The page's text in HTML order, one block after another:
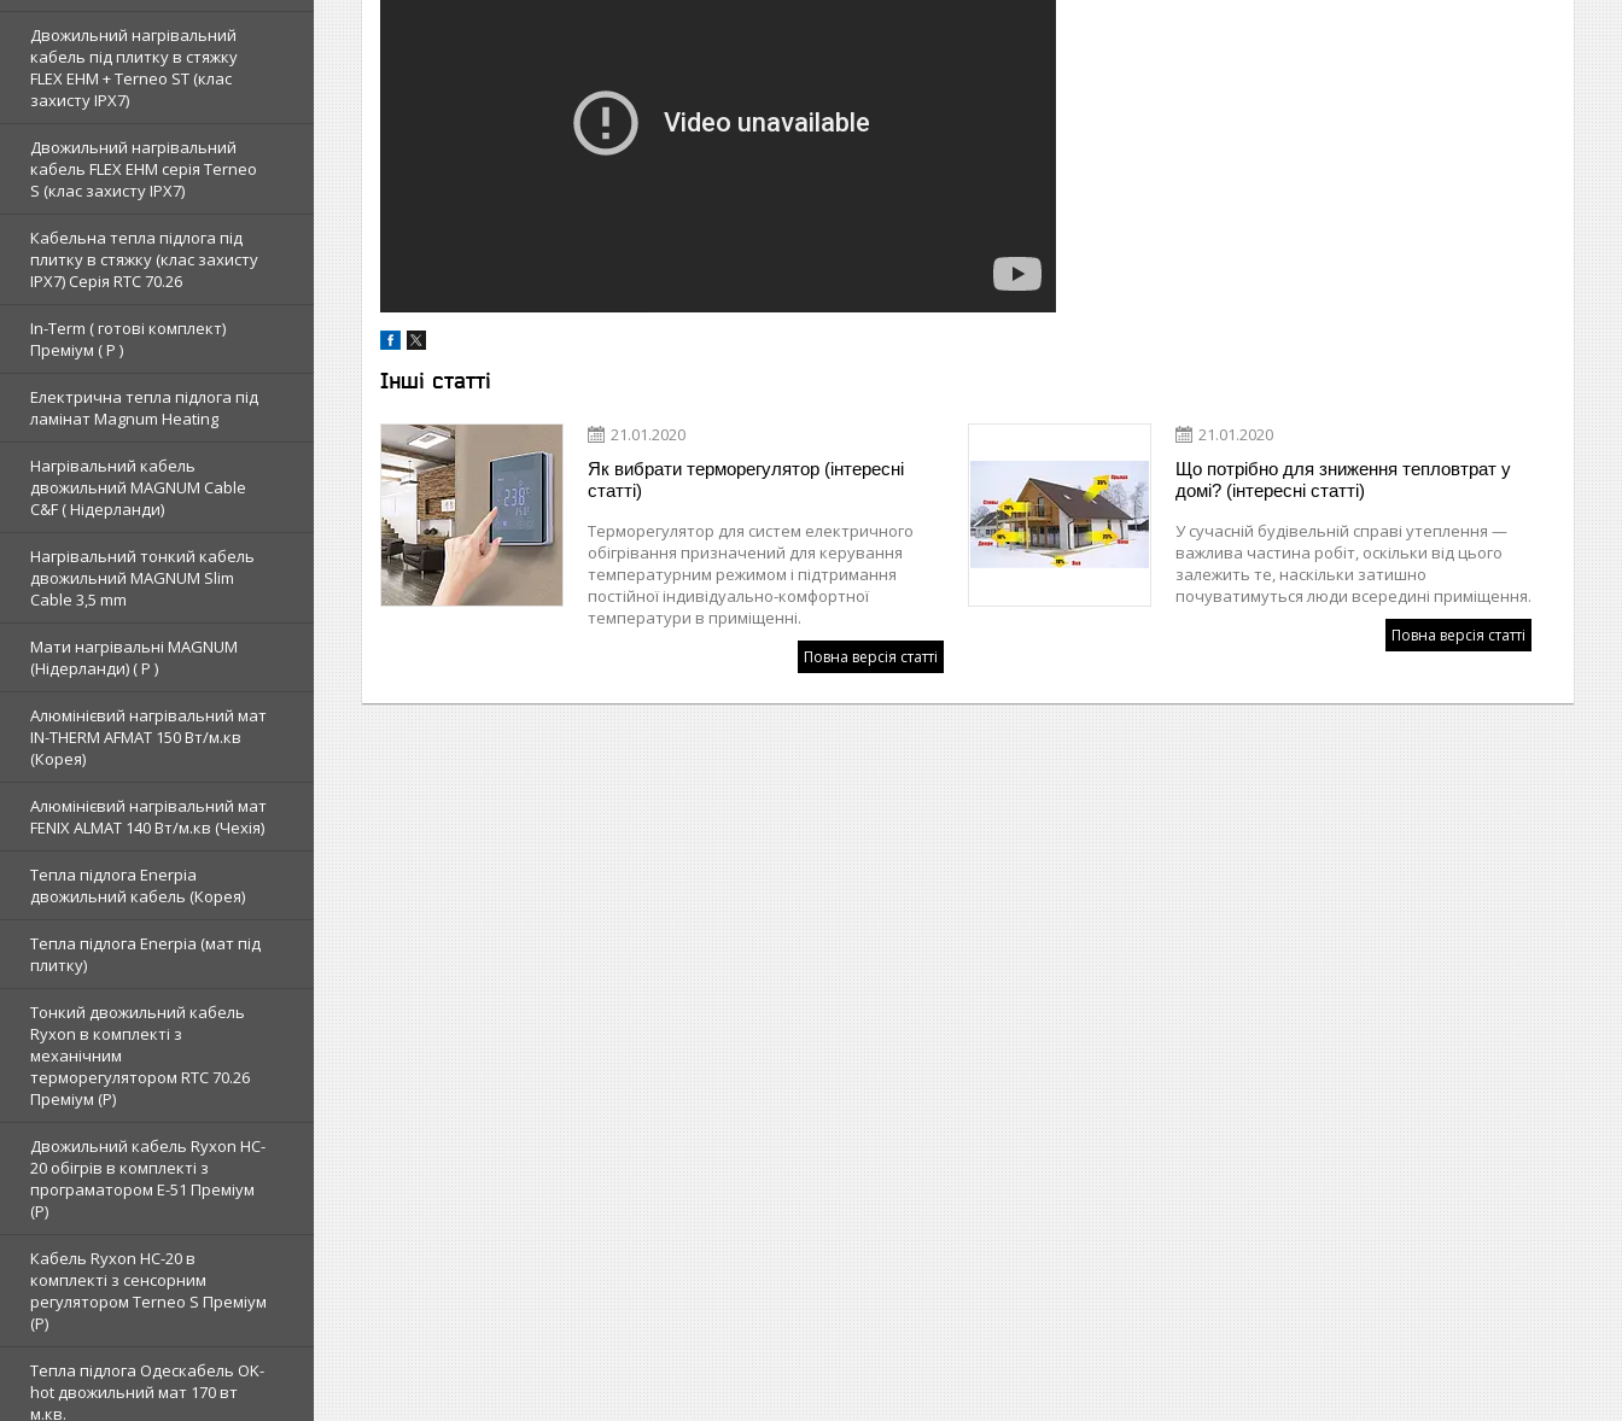
Двожильний нагрівальний
кабель під плитку в стяжку
FLEX EHM + Terneo ST (клас
захисту IPX7)
Двожильний нагрівальний
кабель FLEX EHM серія Terneo
S (клас захисту IPX7)
Кабельна тепла підлога під
плитку в стяжку (клас захисту
IPX7) Серія RTC 70.26
In-Term ( готові комплект)
Преміум ( Р )
Електрична тепла підлога під
ламінат Magnum Heating
Нагрівальний кабель
двожильний MAGNUM Cable
C&F ( Нідерланди)
Нагрівальний тонкий кабель
двожильний MAGNUM Slim
Cable 3,5 mm
Мати нагрівальні MAGNUM
(Нідерланди) ( Р )
Алюмінієвий нагрівальний мат
IN-THERM AFMAT 150 Вт/м.кв
(Корея)
Алюмінієвий нагрівальний мат
FENIX ALMAT 140 Вт/м.кв (Чехія)
Тепла підлога Enerpia
двожильний кабель (Корея)
Тепла підлога Enerpia (мат під
плитку)
Тонкий двожильний кабель
Ryxon в комплекті з
механічним
терморегулятором RTC 70.26
Преміум (Р)
Двожильний кабель Ryxon HC-
20 обігрів в комплекті з
програматором E-51 Преміум
(Р)
Кабель Ryxon HC-20 в
комплекті з сенсорним
регулятором Terneo S Преміум
(Р)
Тепла підлога Одескабель OK-
hot двожильний мат 170 вт
м.кв.
Інші статті
21.01.2020
Як вибрати терморегулятор (інтересні
статті)
Терморегулятор для систем електричного
обігрівання призначений для керування
температурним режимом і підтримання
постійної індивідуально-комфортної
температури в приміщенні.
Повна версія статті
21.01.2020
Що потрібно для зниження тепловтрат у
домі? (інтересні статті)
У сучасній будівельній справі утеплення —
важлива частина робіт, оскільки від цього
залежить те, наскільки затишно
почуватимуться люди всередині приміщення.
Повна версія статті